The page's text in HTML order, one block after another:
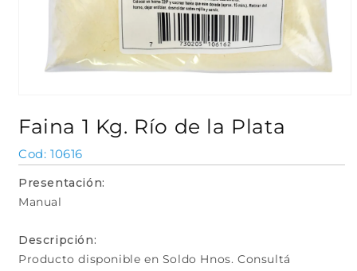
multimedia
1
en
una
modal
Faina 1 Kg. Río de la Plata
SKU:
10616
Presentación:
Manual
Descripción:
Producto disponible en Soldo Hnos. Consultá